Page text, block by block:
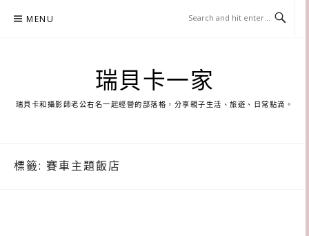
MENU
瑞貝卡一家
瑞貝卡和攝影師老公右名一起經營的部落格，分享親子生活、旅遊、日常點滴。
標籤: 賽車主題飯店